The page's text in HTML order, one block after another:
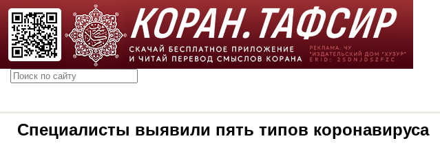
Специалисты выявили пять типов коронавируса